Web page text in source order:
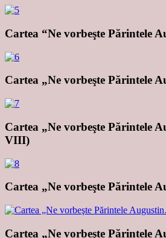
Cartea “Ne vorbeşte Părintele
Cartea „Ne vorbeşte Părintele
Cartea „Ne vorbeşte Părintele
VIII)
Cartea „Ne vorbeşte Părintele
Cartea „Ne vorbeşte Părintele